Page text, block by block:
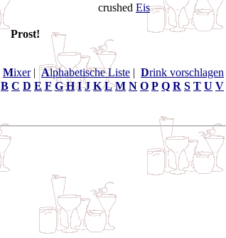
crushed Eis
Prost!
Mixer|Alphabetische Liste | Drink vorschlagen
B C D E F G H I J K L M N O P Q R S T U V